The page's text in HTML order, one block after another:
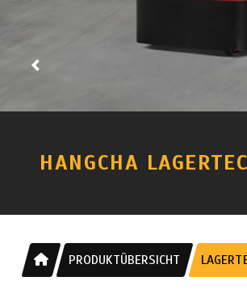
HANGCHA
PRODUKTÜBERSICHT